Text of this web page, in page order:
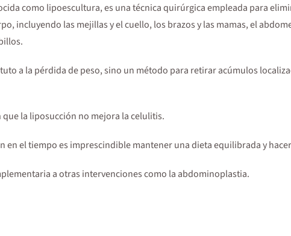
como lipoescultura, es una técnica quirúrgica empleada para
incluyendo las mejillas y el cuello, los brazos y las mamas, el
a la pérdida de peso, sino un método para retirar acúmulos
la liposucción no mejora la celulitis.
en el tiempo es imprescindible mantener una dieta equilibrada y
a otras intervenciones como la abdominoplastia.